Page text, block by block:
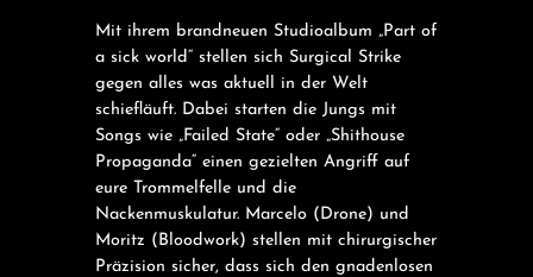
Mit ihrem brandneuen Studioalbum „Part of
a sick world“ stellen sich Surgical Strike
gegen alles was aktuell in der Welt
schiefläuft. Dabei starten die Jungs mit
Songs wie „Failed State“ oder „Shithouse
Propaganda“ einen gezielten Angriff auf
eure Trommelfelle und die
Nackenmuskulatur. Marcelo (Drone) und
Moritz (Bloodwork) stellen mit chirurgischer
Präzision sicher, dass sich den gnadenlosen